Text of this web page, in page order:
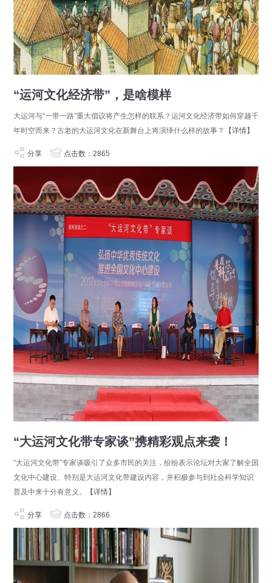
“运河文化经济带”，是啥模样
大运河与“一带一路”重大倡议将产生怎样的联系？运河文化经济带如何穿越千
年时空而来？古老的大运河文化在新舞台上将演绎什么样的故事？
【详情】
分享 点击数：2865
“大运河文化带专家谈”携精彩观点来袭！
“大运河文化带”专家谈吸引了众多市民的关注，纷纷表示论坛对大家了解全国
文化中心建设、特别是大运河文化带建设内容，并积极参与到社会科学知识
普及中来十分有意义。
【详情】
分享 点击数：2866